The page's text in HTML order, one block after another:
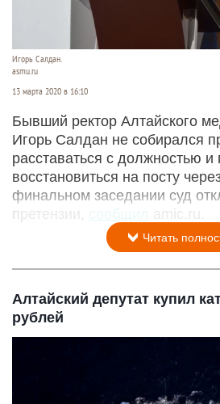
Игорь Салдан.
asmu.ru
13 марта 2020 в 16:10
Бывший ректор Алтайского
Игорь Салдан не собирался
расставаться с должностью и
восстановиться на посту
финальном заседании суд
претензии,
сообщил amic.ru.
Читать
Алтайский депутат купил
рублей